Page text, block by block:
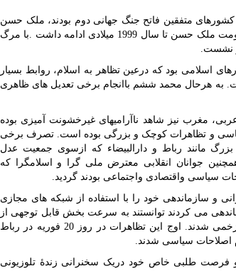
کشورهای متفقین فاتح جنگ جهانی دوم بودند، ملک حسن
ازسوی بریتانیا به حکومت مغرب گماشته شد. حکومت ملک حسن تا سال 1999 میلادی ادامه داشت .با مرگ
نشست.
اسلامی بود که درعین تظاهر به اسلام، روابط بسیار
به هرحال محمد ششم باانجام برخی تعدیل های ظاهری
مغرب نیز شاهد ناآرامیهای غیرخشونت آمیزی بوده
و تظاهرات کوچک و بزرگی بوده است. تصرف برخی
مانند رباط و دارالبیضاء که ازسوی جمعیت عدل
جوانان انقلابی معترض ملی گرا و اسلامگرا که
سیاسی واقتصادی واجتماعی بودند گردید.
و سازماندهی خود را با استفاده از شبکه های مجازی
می کردند توانستند به سرعت بخش قابل توجهی از
معترضان رابه خیابانها بکشانند و تعدادی کشته و زخمی شدند. اوج این تظاهرات در روز 20 فوریه در رباط
اصلاحات سیاسی شدند.
فرصت طلبی خاص خود دریک سخنرانی زندۀ تلوزیونی